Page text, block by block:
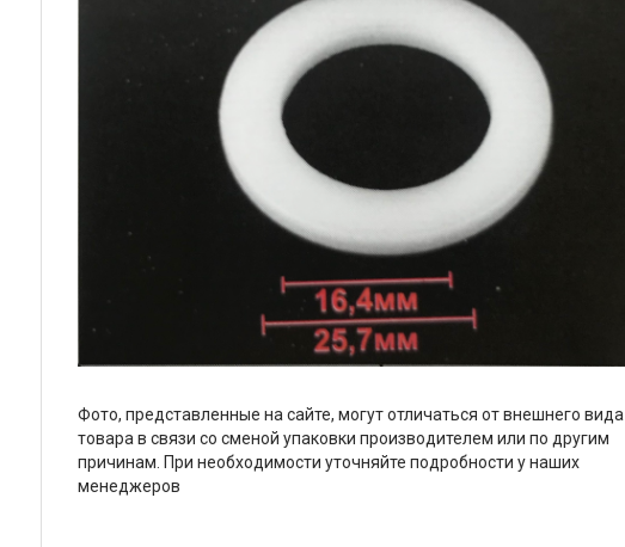
Фото, представленные на сайте, могут отличаться от внешнего вида
товара в связи со сменой упаковки производителем или по другим
причинам. При необходимости уточняйте подробности у наших
менеджеров